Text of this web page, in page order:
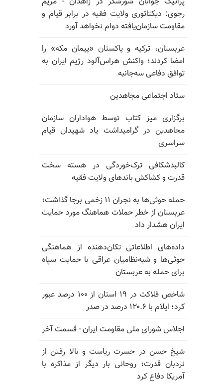
رجوی: دیکتاتوری ولایت فقیه در برابر قیام و
مقاومت سازمان‌یافته دوام نخواهد آورد
عربستان، ترکیه و پاکستان «پیمان مکه» را
امضا کردند؛ واکنش هراس‌آلود رژیم ایران به
توافق دفاعی سه‌جانبه
ستاد اجتماعی مجاهدین
برگزاری میز کتاب توسط هواداران سازمان
مجاهدین در گرامیداشت یاد شهیدان قیام
سراسری
کالبدشکافی ترک‌خوردگی در هسته سخت
قدرت و کشاکش باندهای ولایت فقیه
حمله حوثی‌ها به نجران ۱۱ زخمی برجا گذاشت؛
عربستان از خطر حملات هماهنگ مورد حمایت
ایران هشدار داد
داده‌های اطلاعاتی تکان‌دهنده از هماهنگی
حوثی‌ها و شبه‌نظامیان عراقی با حمایت سپاه
برای حمله به عربستان
شاخص فلاکت در ۱۹ استان از ۱۰۰ درصد عبور
کرد؛ ایلام با ۱۲۰.۶ درصد در صدر
اجلاس شورای ملی مقاومت ایران - قسمت آخر
شیخ حسن در حسرت ریاست و بالا رفتن از
نردبان قدرت؛ روحانی بار دیگر از مذاکره با
آمریکا دفاع کرد